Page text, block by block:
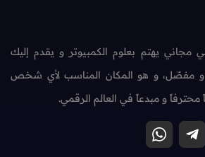
يهتم بعلوم الكمبيوتر و يقدم إليك
مفصّل، و هو المكان المناسب لأي شخص
و مبدعاً في العالم الرقمي.